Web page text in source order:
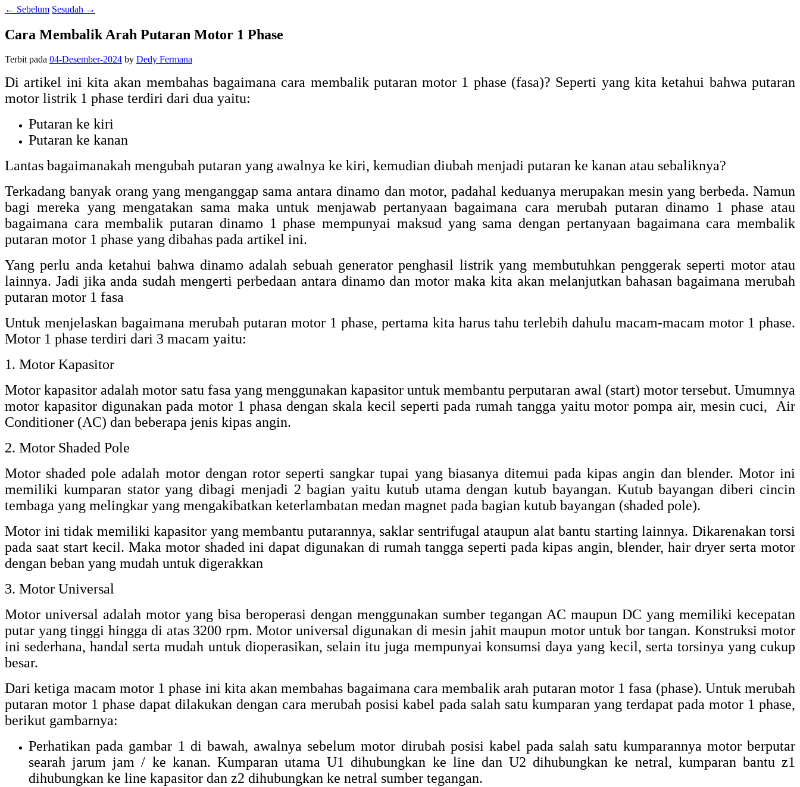
← Sebelum Sesudah →
Cara Membalik Arah Putaran Motor 1 Phase
Terbit pada 04-Desember-2024 by Dedy Fermana
Di artikel ini kita akan membahas bagaimana cara membalik putaran motor 1 phase (fasa)? Seperti yang kita ketahui bahwa putaran
motor listrik 1 phase terdiri dari dua yaitu:
Putaran ke kiri
Putaran ke kanan
Lantas bagaimanakah mengubah putaran yang awalnya ke kiri, kemudian diubah menjadi putaran ke kanan atau sebaliknya?
Terkadang banyak orang yang menganggap sama antara dinamo dan motor, padahal keduanya merupakan mesin yang berbeda. Namun
bagi mereka yang mengatakan sama maka untuk menjawab pertanyaan bagaimana cara merubah putaran dinamo 1 phase atau
bagaimana cara membalik putaran dinamo 1 phase mempunyai maksud yang sama dengan pertanyaan bagaimana cara membalik
putaran motor 1 phase yang dibahas pada artikel ini.
Yang perlu anda ketahui bahwa dinamo adalah sebuah generator penghasil listrik yang membutuhkan penggerak seperti motor atau
lainnya. Jadi jika anda sudah mengerti perbedaan antara dinamo dan motor maka kita akan melanjutkan bahasan bagaimana merubah
putaran motor 1 fasa
Untuk menjelaskan bagaimana merubah putaran motor 1 phase, pertama kita harus tahu terlebih dahulu macam-macam motor 1 phase.
Motor 1 phase terdiri dari 3 macam yaitu:
1. Motor Kapasitor
Motor kapasitor adalah motor satu fasa yang menggunakan kapasitor untuk membantu perputaran awal (start) motor tersebut. Umumnya
motor kapasitor digunakan pada motor 1 phasa dengan skala kecil seperti pada rumah tangga yaitu motor pompa air, mesin cuci, Air
Conditioner (AC) dan beberapa jenis kipas angin.
2. Motor Shaded Pole
Motor shaded pole adalah motor dengan rotor seperti sangkar tupai yang biasanya ditemui pada kipas angin dan blender. Motor ini
memiliki kumparan stator yang dibagi menjadi 2 bagian yaitu kutub utama dengan kutub bayangan. Kutub bayangan diberi cincin
tembaga yang melingkar yang mengakibatkan keterlambatan medan magnet pada bagian kutub bayangan (shaded pole).
Motor ini tidak memiliki kapasitor yang membantu putarannya, saklar sentrifugal ataupun alat bantu starting lainnya. Dikarenakan torsi
pada saat start kecil. Maka motor shaded ini dapat digunakan di rumah tangga seperti pada kipas angin, blender, hair dryer serta motor
dengan beban yang mudah untuk digerakkan
3. Motor Universal
Motor universal adalah motor yang bisa beroperasi dengan menggunakan sumber tegangan AC maupun DC yang memiliki kecepatan
putar yang tinggi hingga di atas 3200 rpm. Motor universal digunakan di mesin jahit maupun motor untuk bor tangan. Konstruksi motor
ini sederhana, handal serta mudah untuk dioperasikan, selain itu juga mempunyai konsumsi daya yang kecil, serta torsinya yang cukup
besar.
Dari ketiga macam motor 1 phase ini kita akan membahas bagaimana cara membalik arah putaran motor 1 fasa (phase). Untuk merubah
putaran motor 1 phase dapat dilakukan dengan cara merubah posisi kabel pada salah satu kumparan yang terdapat pada motor 1 phase,
berikut gambarnya:
Perhatikan pada gambar 1 di bawah, awalnya sebelum motor dirubah posisi kabel pada salah satu kumparannya motor berputar
searah jarum jam / ke kanan. Kumparan utama U1 dihubungkan ke line dan U2 dihubungkan ke netral, kumparan bantu z1
dihubungkan ke line kapasitor dan z2 dihubungkan ke netral sumber tegangan.